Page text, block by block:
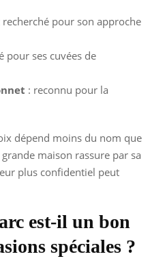
recherché pour son approche
pour ses cuvées de
: reconnu pour la
dépend moins du nom que
maison rassure par sa
plus confidentiel peut
est-il un bon
spéciales ?